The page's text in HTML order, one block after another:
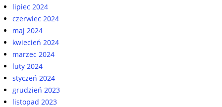
lipiec 2024
czerwiec 2024
maj 2024
kwiecień 2024
marzec 2024
luty 2024
styczeń 2024
grudzień 2023
listopad 2023